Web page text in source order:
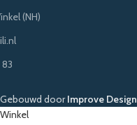
(NH)
83
Gebouwd doorImprove Design
Winkel